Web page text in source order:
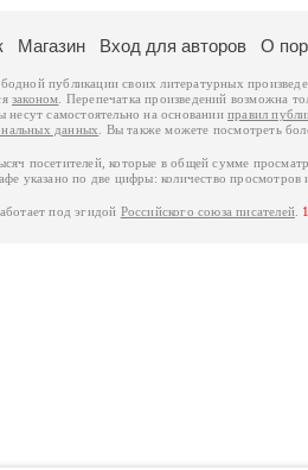
Магазин Вход для авторов О
публикации своих литературных
законом . Перепечатка произведений возможна
несут самостоятельно на основанииправил
данных . Вы также можете посмотреть
посетителей, которые в общей сумме
указано по две цифры: количество просмотров
под эгидой Российского союза писателей